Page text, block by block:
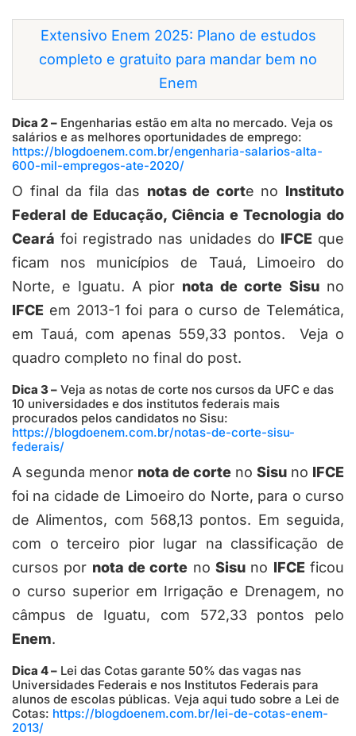
Extensivo Enem 2025: Plano de estudos
completo e gratuito para mandar bem no
Enem
Dica 2 – Engenharias estão em alta no mercado. Veja os
salários e as melhores oportunidades de emprego:
https://blogdoenem.com.br/engenharia-salarios-alta-
600-mil-empregos-ate-2020/
O final da fila das notas de corte no Instituto
Federal de Educação, Ciência e Tecnologia do
Ceará foi registrado nas unidades do IFCE que
ficam nos municípios de Tauá, Limoeiro do
Norte, e Iguatu. A pior nota de corte Sisu no
IFCE em 2013-1 foi para o curso de Telemática,
em Tauá, com apenas 559,33 pontos. Veja o
quadro completo no final do post.
Dica 3 – Veja as notas de corte nos cursos da UFC e das
10 universidades e dos institutos federais mais
procurados pelos candidatos no Sisu:
https://blogdoenem.com.br/notas-de-corte-sisu-
federais/
A segunda menor nota de corte no Sisu no IFCE
foi na cidade de Limoeiro do Norte, para o curso
de Alimentos, com 568,13 pontos. Em seguida,
com o terceiro pior lugar na classificação de
cursos por nota de corte noSisu no IFCE ficou
o curso superior em Irrigação e Drenagem, no
câmpus de Iguatu, com 572,33 pontos pelo
Enem.
Dica 4 – Lei das Cotas garante 50% das vagas nas
Universidades Federais e nos Institutos Federais para
alunos de escolas públicas. Veja aqui tudo sobre a Lei de
Cotas: https://blogdoenem.com.br/lei-de-cotas-enem-
2013/